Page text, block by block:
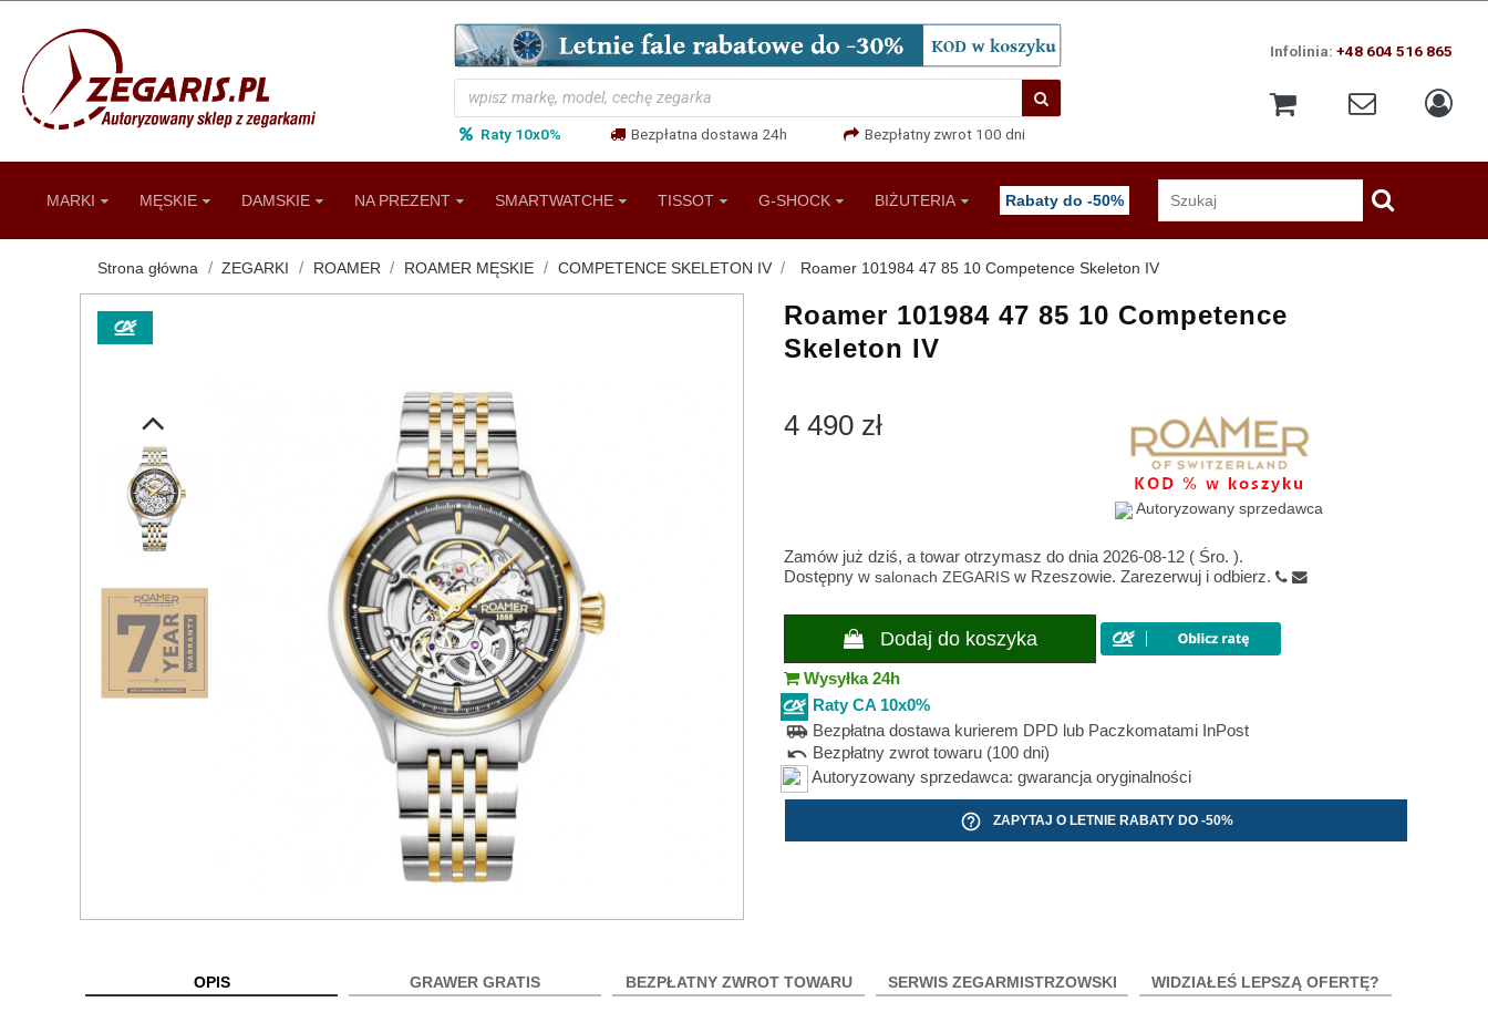
Raty 10x0% Bezpłatna dostawa 24h Bezpłatny zwrot 100 dni
Infolinia:+48 604 516 865
MARKI MĘSKIE DAMSKIE NA PREZENT SMARTWATCHE TISSOT G-SHOCK BIŻUTERIA Rabaty do -50%
Strona główna ZEGARKI ROAMER ROAMER MĘSKIE COMPETENCE SKELETON IV Roamer 101984 47 85 10 Competence Skeleton IV
Roamer 101984 47 85 10 Competence
Skeleton IV
4 490 zł
Autoryzowany sprzedawca
Zamów już dziś, a towar otrzymasz do dnia 2026-08-12 ( Śro. ).
Dostępny w salonach ZEGARIS w Rzeszowie. Zarezerwuj i odbierz.
Dodaj do koszyka
Wysyłka 24h
Raty CA 10x0%
airport_shuttle Bezpłatna dostawa kurierem DPD lub Paczkomatami InPost
undo Bezpłatny zwrot towaru (100 dni)
Autoryzowany sprzedawca: gwarancja oryginalności
help_outline ZAPYTAJ O LETNIE RABATY DO -50%
OPIS GRAWER GRATIS BEZPŁATNY ZWROT TOWARU SERWIS ZEGARMISTRZOWSKI WIDZIAŁEŚ LEPSZĄ OFERTĘ?